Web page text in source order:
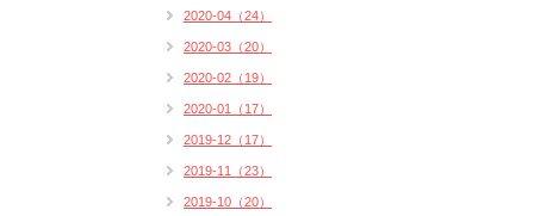
2020-04（24）
2020-03（20）
2020-02（19）
2020-01（17）
2019-12（17）
2019-11（23）
2019-10（20）